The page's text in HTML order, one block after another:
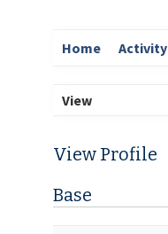
Home Activity
View
View Profile
Base